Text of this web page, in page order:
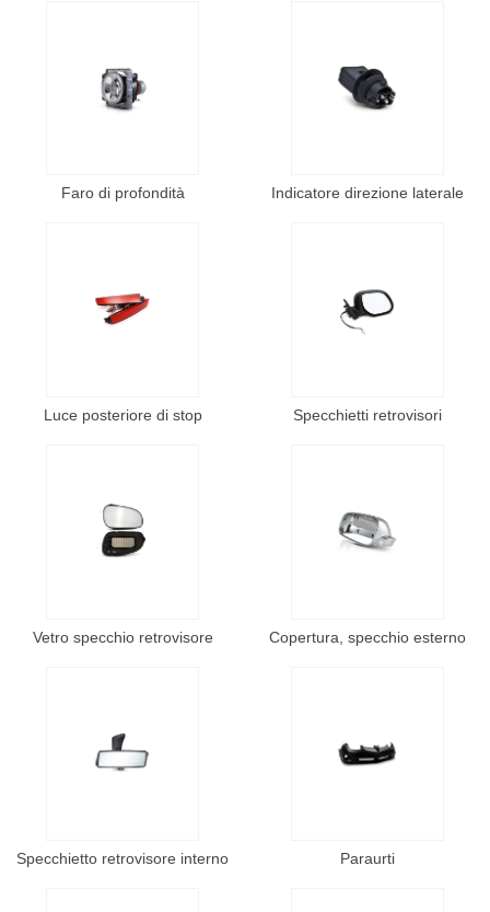
Faro di profondità Indicatore direzione laterale
Luce posteriore di stop Specchietti retrovisori
Vetro specchio retrovisore Copertura, specchio esterno
Specchietto retrovisore interno Paraurti